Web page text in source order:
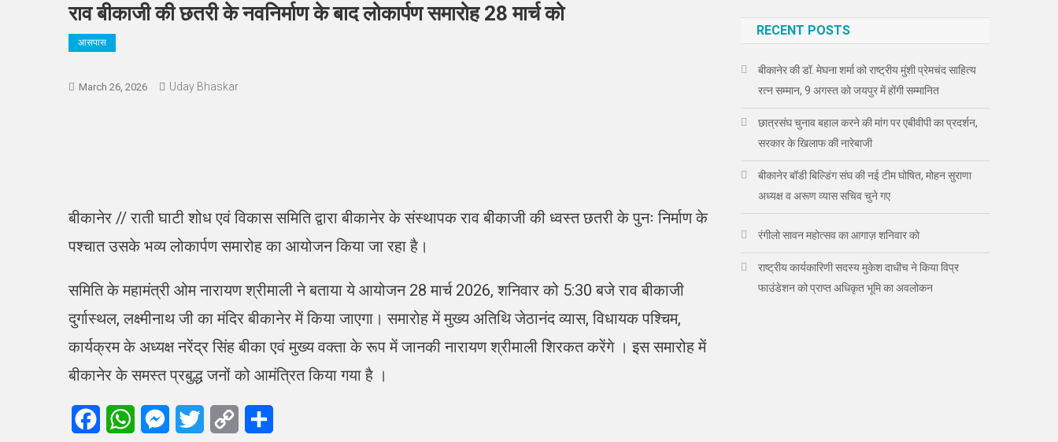
राव बीकाजी की छतरी के नवनिर्माण के बाद लोकार्पण समारोह 28 मार्च को
आसपास
March 26, 2026 Uday Bhaskar
बीकानेर // राती घाटी शोध एवं विकास समिति द्वारा बीकानेर के संस्थापक राव बीकाजी की ध्वस्त छतरी के पुनः निर्माण के
पश्चात उसके भव्य लोकार्पण समारोह का आयोजन किया जा रहा है।
समिति के महामंत्री ओम नारायण श्रीमाली ने बताया ये आयोजन 28 मार्च 2026, शनिवार को 5:30 बजे राव बीकाजी
दुर्गास्थल, लक्ष्मीनाथ जी का मंदिर बीकानेर में किया जाएगा। समारोह में मुख्य अतिथि जेठानंद व्यास, विधायक पश्चिम,
कार्यक्रम के अध्यक्ष नरेंद्र सिंह बीका एवं मुख्य वक्ता के रूप में जानकी नारायण श्रीमाली शिरकत करेंगे । इस समारोह में
बीकानेर के समस्त प्रबुद्ध जनों को आमंत्रित किया गया है ।
FacebookWhatsAppMessenger
Twitter
Copy
RECENT POSTS
बीकानेर की डॉ. मेघना शर्मा को राष्ट्रीय मुंशी प्रेमचंद साहित्य
रत्न सम्मान, 9 अगस्त को जयपुर में होंगी सम्मानित
छात्रसंघ चुनाव बहाल करने की मांग पर एबीवीपी का प्रदर्शन,
सरकार के खिलाफ की नारेबाजी
बीकानेर बॉडी बिल्डिंग संघ की नई टीम घोषित, मोहन सुराणा
अध्यक्ष व अरूण व्यास सचिव चुने गए
रंगीलो सावन महोत्सव का आगाज़ शनिवार को
राष्ट्रीय कार्यकारिणी सदस्य मुकेश दाधीच ने किया विप्र
फाउंडेशन को प्राप्त अधिकृत भूमि का अवलोकन